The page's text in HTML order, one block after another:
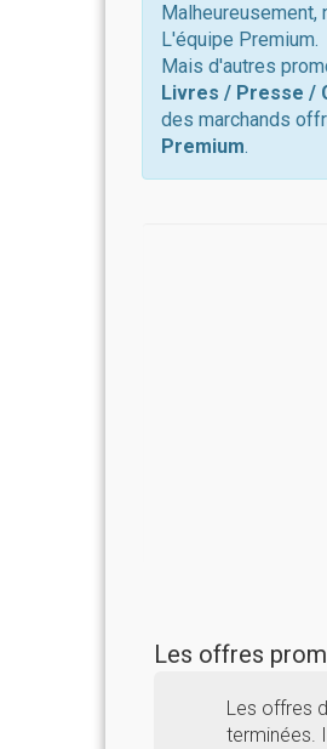
Malheureusement,
L'équipe Premium.
Mais d'autres
Livres / Presse /
des marchands
Premium.
Les offres
Les offres
terminées.